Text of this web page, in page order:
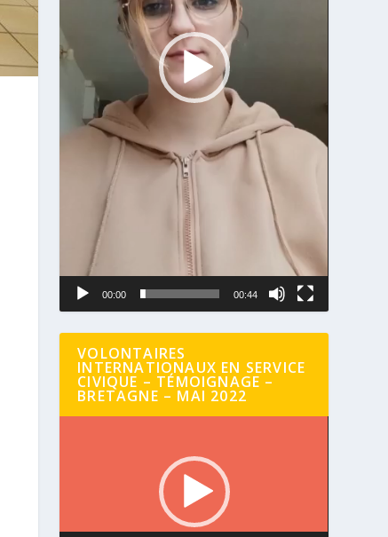
00:00 00:44
VOLONTAIRES
INTERNATIONAUX EN SERVICE
CIVIQUE – TÉMOIGNAGE –
BRETAGNE – MAI 2022